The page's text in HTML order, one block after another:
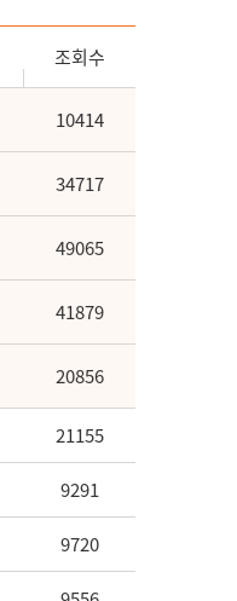
조회수
10414
34717
49065
41879
20856
21155
9291
9720